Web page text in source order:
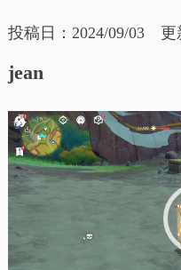
投稿日：2024/09/03 更
jean
動
画
プ
レ
ー
ヤ
ー